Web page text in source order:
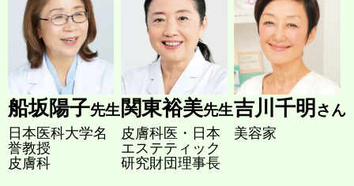
船坂陽子先生
日本医科大学名
誉教授
皮膚科
関東裕美先生
皮膚科医・日本
エステティック
研究財団理事長
吉川千明 さん
美容家